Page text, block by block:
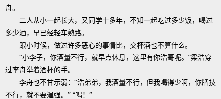
舟。
二人从小一起长大，又同学十多年，不知一起吃过多少饭，喝过
多少酒，早已经轻车熟路。
跟小时候，做过许多恶心的事情比，交杯酒也不算什么。
“小李子，你酒量不行，就早点休息，这里有你浩哥呢。”梁浩穿
过李舟举着酒杯的手。
李舟也不甘示弱：“浩弟弟，我酒量不行，但我喝得少啊，你牌技
不行，就不要逞强。” “喝！”